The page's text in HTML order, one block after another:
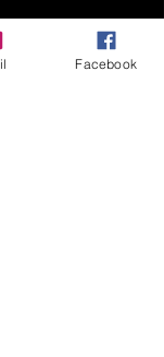
adaptable to
and friendly
Facebook